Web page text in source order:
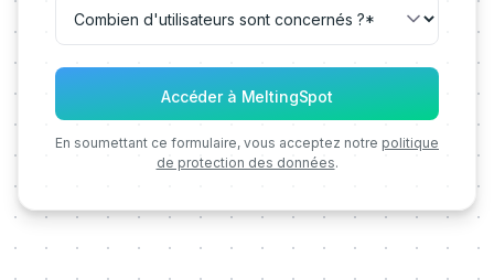
En soumettant ce formulaire, vous acceptez notre politique
de protection des données.